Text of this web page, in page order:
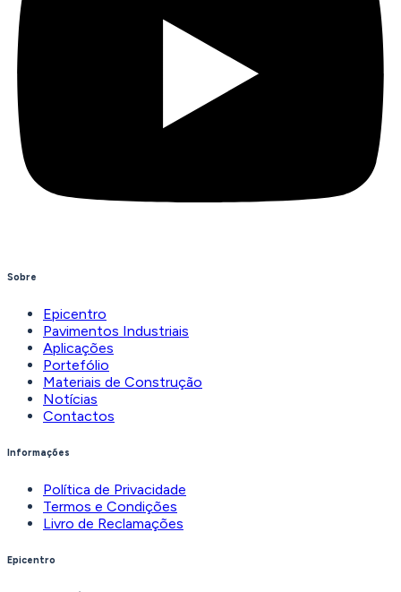
Sobre
Epicentro
Pavimentos Industriais
Aplicações
Portefólio
Materiais de Construção
Notícias
Contactos
Informações
Política de Privacidade
Termos e Condições
Livro de Reclamações
Epicentro